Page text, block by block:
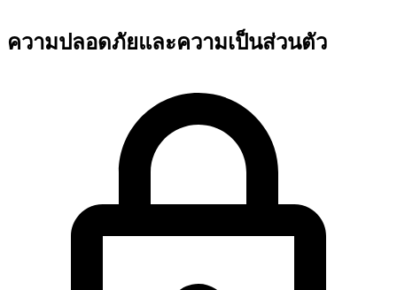
ความปลอดภัยและความเป็นส่วนตัว